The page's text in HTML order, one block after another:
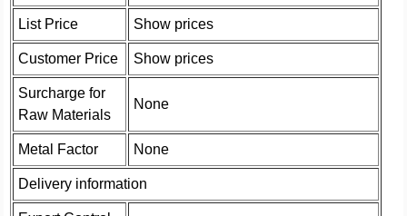
List Price Show prices
Customer Price Show prices
Surcharge for
Raw Materials
None
Metal Factor None
Delivery information